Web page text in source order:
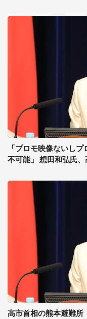
「プロモ映像ないし
不可能」 想田和弘氏
高市首相の熊本避難所